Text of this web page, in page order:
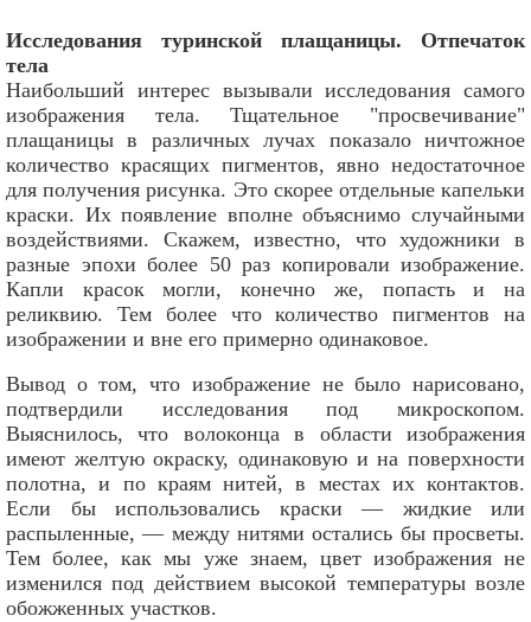
Исследования туринской плащаницы. Отпечаток
тела
Наибольший интерес вызывали исследования самого
изображения тела. Тщательное "просвечивание"
плащаницы в различных лучах показало ничтожное
количество красящих пигментов, явно недостаточное
для получения рисунка. Это скорее отдельные капельки
краски. Их появление вполне объяснимо случайными
воздействиями. Скажем, известно, что художники в
разные эпохи более 50 раз копировали изображение.
Капли красок могли, конечно же, попасть и на
реликвию. Тем более что количество пигментов на
изображении и вне его примерно одинаковое.
Вывод о том, что изображение не было нарисовано,
подтвердили исследования под микроскопом.
Выяснилось, что волоконца в области изображения
имеют желтую окраску, одинаковую и на поверхности
полотна, и по краям нитей, в местах их контактов.
Если бы использовались краски — жидкие или
распыленные, — между нитями остались бы просветы.
Тем более, как мы уже знаем, цвет изображения не
изменился под действием высокой температуры возле
обожженных участков.